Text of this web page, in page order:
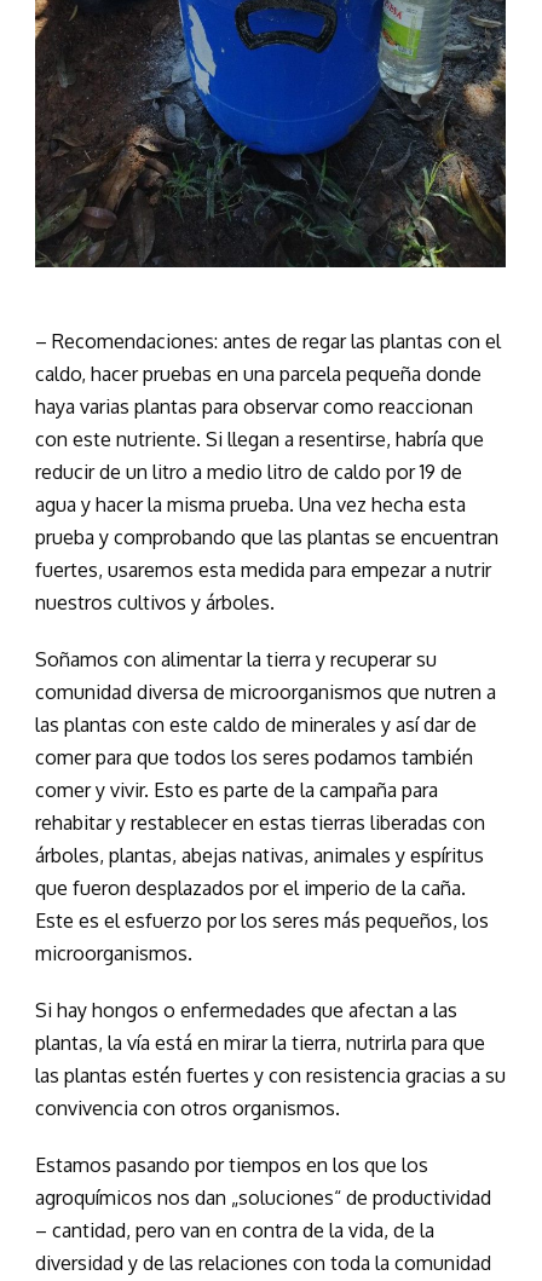
– Recomendaciones: antes de regar las plantas con el
caldo, hacer pruebas en una parcela pequeña donde
haya varias plantas para observar como reaccionan
con este nutriente. Si llegan a resentirse, habría que
reducir de un litro a medio litro de caldo por 19 de
agua y hacer la misma prueba. Una vez hecha esta
prueba y comprobando que las plantas se encuentran
fuertes, usaremos esta medida para empezar a nutrir
nuestros cultivos y árboles.
Soñamos con alimentar la tierra y recuperar su
comunidad diversa de microorganismos que nutren a
las plantas con este caldo de minerales y así dar de
comer para que todos los seres podamos también
comer y vivir. Esto es parte de la campaña para
rehabitar y restablecer en estas tierras liberadas con
árboles, plantas, abejas nativas, animales y espíritus
que fueron desplazados por el imperio de la caña.
Este es el esfuerzo por los seres más pequeños, los
microorganismos.
Si hay hongos o enfermedades que afectan a las
plantas, la vía está en mirar la tierra, nutrirla para que
las plantas estén fuertes y con resistencia gracias a su
convivencia con otros organismos.
Estamos pasando por tiempos en los que los
agroquímicos nos dan „soluciones“ de productividad
– cantidad, pero van en contra de la vida, de la
diversidad y de las relaciones con toda la comunidad